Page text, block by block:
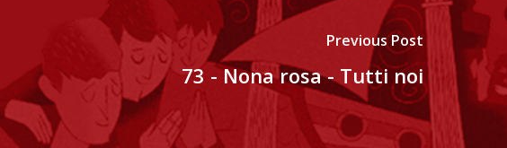
Previous Post
73 - Nona rosa - Tutti noi